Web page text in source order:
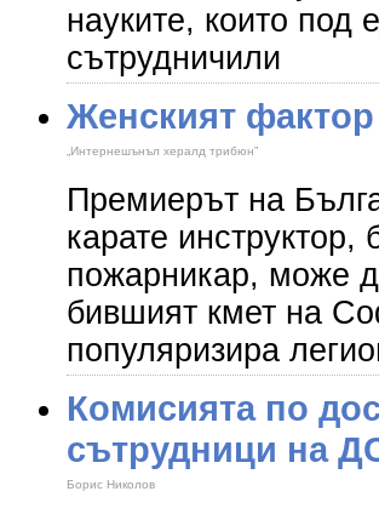
науките, които под
сътрудничили
Женският фактор
„Интернешънъл хералд трибюн”
Премиерът на
карате инструктор,
пожарникар, може
бившият кмет на
популяризира
Комисията по
сътрудници на
Борис Николов